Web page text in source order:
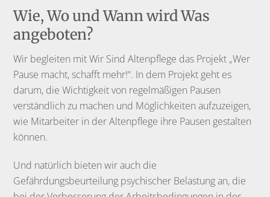
Wie, Wo und Wann wird Was
angeboten?
Wir begleiten mit Wir Sind Altenpflege das Projekt „Wer
Pause macht, schafft mehr!“. In dem Projekt geht es
darum, die Wichtigkeit von regelmäßigen Pausen
verständlich zu machen und Möglichkeiten aufzuzeigen,
wie Mitarbeiter in der Altenpflege ihre Pausen gestalten
können.
Und natürlich bieten wir auch die
Gefährdungsbeurteilung psychischer Belastung an, die